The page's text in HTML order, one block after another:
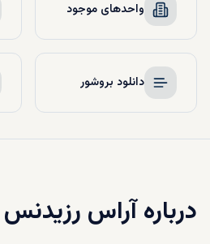
واحدهای موجود
دانلود بروشور
دربارهآراس رزیدنس